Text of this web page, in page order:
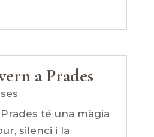
a Prades
té una màgia
silenci i la